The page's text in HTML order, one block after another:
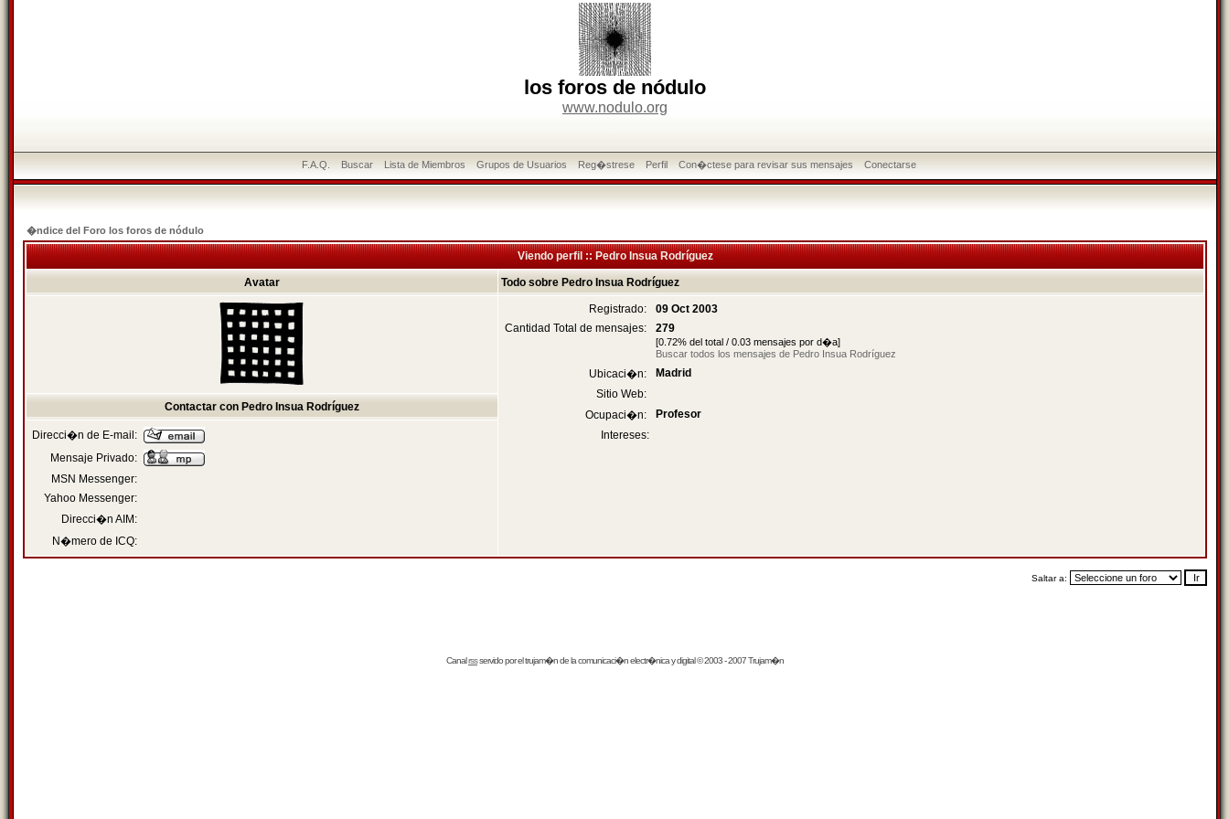
los foros de nódulo
www.nodulo.org
F.A.Q. Buscar Lista de Miembros Grupos de Usuarios Reg�strese Perfil Con�ctese para revisar sus mensajes Conectarse
�ndice del Foro los foros de nódulo
Viendo perfil :: Pedro Insua Rodríguez
Avatar Todo sobre Pedro Insua Rodríguez
Registrado:
09 Oct 2003
Cantidad Total de mensajes:
279
[0.72% del total / 0.03 mensajes por d�a]
Buscar todos los mensajes de Pedro Insua Rodríguez
Ubicaci�n:
Madrid
Sitio Web:
Ocupaci�n:
Profesor
Intereses:
Contactar con Pedro Insua Rodríguez
Direcci�n de E-mail:
Mensaje Privado:
MSN Messenger:
Yahoo Messenger:
Direcci�n AIM:
N�mero de ICQ:
Saltar a:
Canalrssservido por eltrujam�nde la comunicaci�n electr�nica y digital © 2003 - 2007 Trujam�n